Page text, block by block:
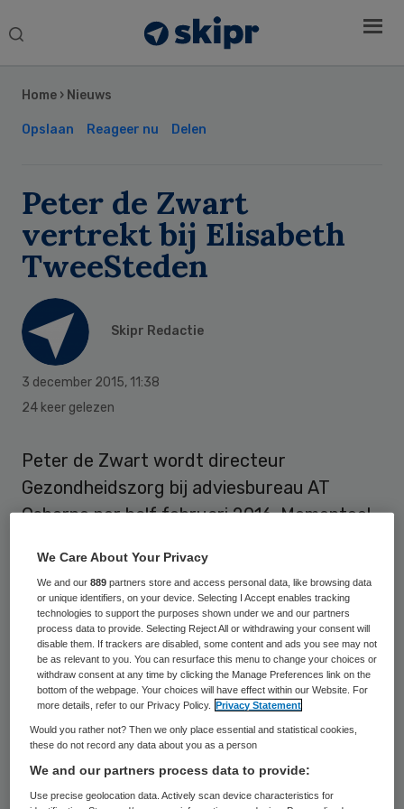
Search
Home › Nieuws
Opslaan Reageer nu Delen
Peter de Zwart
vertrekt bij Elisabeth
TweeSteden
Skipr Redactie
3 december 2015, 11:38
24 keer gelezen
Peter de Zwart wordt directeur
Gezondheidszorg bij adviesbureau AT
Osborne per half februari 2016. Momenteel
Elisabeth TweeSteden ziekenhuis.
Peter de Zwart werkte eerder als
behandelend arts, manager in de farmacie
en partner bij een organisatieadviesbureau
in de gezondheidszorg. Als lid van de raad
van bestuur van het Elisabeth TweeSteden
ziekenhuis was hij medeverantwoordelijk
voor de strategische heroriëntatie van
beide ziekenhuizen, inclusief de vertaling
Sidebar
We Care About Your Privacy
We and our889 partners store and access personal data, like browsing data
or unique identifiers, on your device. Selecting I Accept enables tracking
technologies to support the purposes shown under we and our partners
process data to provide. Selecting Reject All or withdrawing your consent will
disable them. If trackers are disabled, some content and ads you see may not
be as relevant to you. You can resurface this menu to change your choices or
withdraw consent at any time by clicking the Manage Preferences link on the
bottom of the webpage. Your choices will have effect within our Website. For
more details, refer to our Privacy Policy.
Privacy Statement
Would you rather not? Then we only place essential and statistical cookies,
these do not record any data about you as a person
We and our partners process data to provide:
Use precise geolocation data. Actively scan device characteristics for